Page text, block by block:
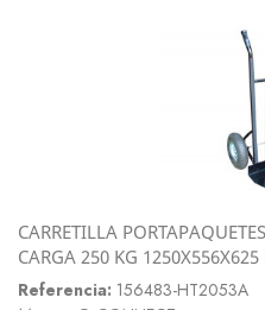
CARRETILLA
CARGA 250 KG
Referencia: 156483-HT2053A